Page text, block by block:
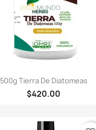
500g Tierra De Diatomeas
$420.00